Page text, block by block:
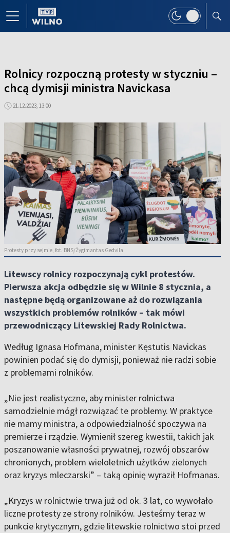
Rolnicy rozpoczną protesty w styczniu –
chcą dymisji ministra Navickasa
21.12.2023, 13:00
Protesty przy sejmie, fot. BNS/Žygimantas Gedvila
Litewscy rolnicy rozpoczynają cykl protestów.
Pierwsza akcja odbędzie się w Wilnie 8 stycznia, a
następne będą organizowane aż do rozwiązania
wszystkich problemów rolników – tak mówi
przewodniczący Litewskiej Rady Rolnictwa.
Według Ignasa Hofmana, minister Kęstutis Navickas
powinien podać się do dymisji, ponieważ nie radzi sobie
z problemami rolników.
„Nie jest realistyczne, aby minister rolnictwa
samodzielnie mógł rozwiązać te problemy. W praktyce
nie mamy ministra, a odpowiedzialność spoczywa na
premierze i rządzie. Wymienił szereg kwestii, takich jak
poszanowanie własności prywatnej, rozwój obszarów
chronionych, problem wieloletnich użytków zielonych
oraz kryzys mleczarski” – taką opinię wyraził Hofmanas.
„Kryzys w rolnictwie trwa już od ok. 3 lat, co wywołało
liczne protesty ze strony rolników. Jesteśmy teraz w
punkcie krytycznym, gdzie litewskie rolnictwo stoi przed